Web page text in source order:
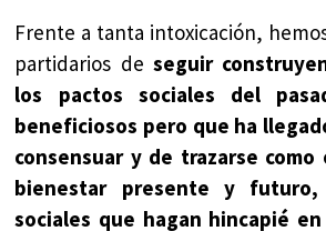
Frente a tanta intoxicación,
partidarios de seguir
los pactos sociales del
beneficiosos pero que ha
consensuar y de trazarse
bienestar presente y futuro,
sociales que hagan hincapié